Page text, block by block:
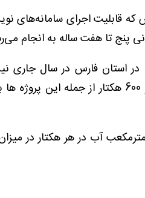
قابلیت اجرای سامانه‌های
پنج تا هفت ساله به انجام
406 پروژه آب و خاکی در استان فارس
سامانه‌های نوین آبیاری در سطحی قریب به هزار و
مترمکعب آب در هر هکتار در